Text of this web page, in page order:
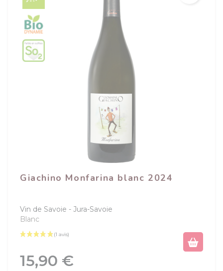
Giachino Monfarina blanc 2024
Vin de Savoie
Jura-Savoie
Blanc
Prix
15,90 €